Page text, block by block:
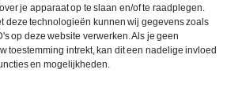
je apparaat op te slaan en/of te raadplegen.
deze technologieën kunnen wij gegevens zoals
op deze website verwerken. Als je geen
toestemming intrekt, kan dit een nadelige invloed
en mogelijkheden.